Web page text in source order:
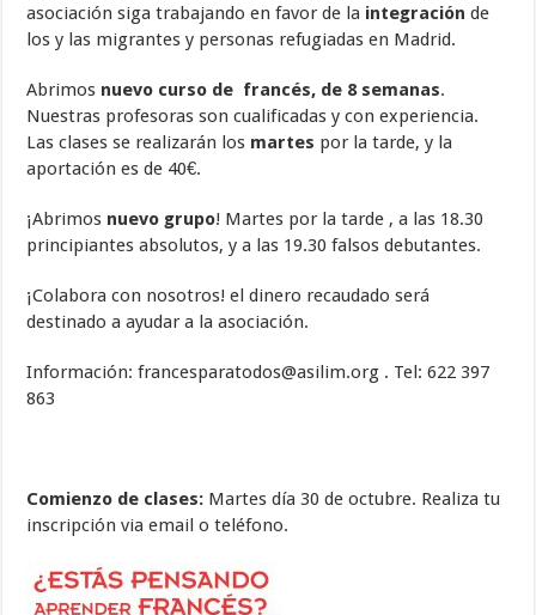
asociación siga trabajando en favor de la integración de
los y las migrantes y personas refugiadas en Madrid.
Abrimos nuevo curso de francés, de 8 semanas.
Nuestras profesoras son cualificadas y con experiencia.
Las clases se realizarán los martes por la tarde, y la
aportación es de 40€.
¡Abrimos nuevo grupo! Martes por la tarde , a las 18.30
principiantes absolutos, y a las 19.30 falsos debutantes.
¡Colabora con nosotros! el dinero recaudado será
destinado a ayudar a la asociación.
Información: francesparatodos@asilim.org . Tel: 622 397
863
Comienzo de clases: Martes día 30 de octubre. Realiza tu
inscripción via email o teléfono.